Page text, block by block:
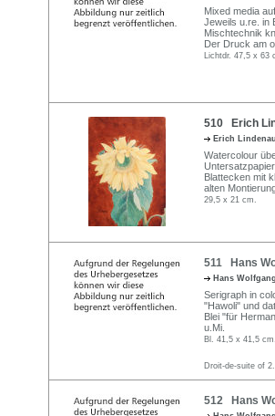
Mixed media
Jeweils u.re. in
Mischtechnik
Der Druck am
Lichtdr. 47,5 x 63
510 Erich
Erich
Watercolour
Blattecken mit
alten
29,5 x 21 cm.
511 Hans
Hans
Serigraph in
"Hawoli" und
Blei "für
u.Mi.
Bl. 41,5 x 41,5
Droit-de-suite of
512 Hans